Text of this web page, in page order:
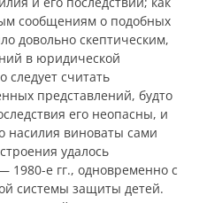
сообщениям о подобных
довольно скептическим,
в юридической
следует считать
представлений, будто
его неопасны, и
насилия виноваты сами
удалось
1980-е гг., одновременно с
системы защиты детей.